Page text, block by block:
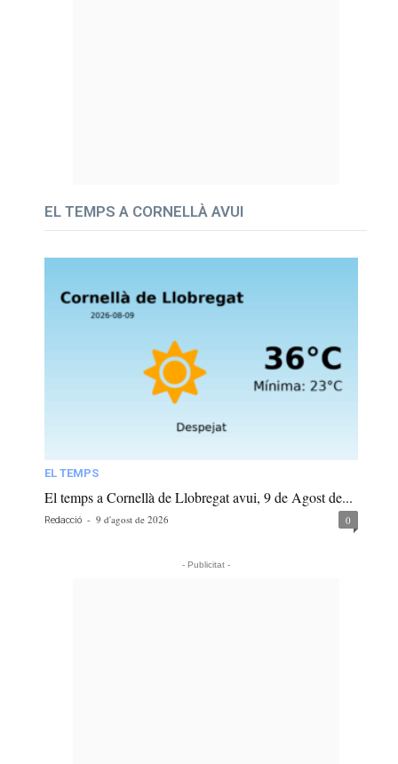
EL TEMPS A CORNELLÀ AVUI
EL TEMPS
El temps a Cornellà de Llobregat avui, 9 de Agost de...
Redacció - 9 d'agost de 2026 0
- Publicitat -